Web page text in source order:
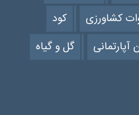
کشاورزی
کود
آپارتمانی
گل و گیاه